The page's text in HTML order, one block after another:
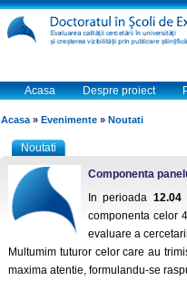
Acasa Despre proiect
Acasa » Evenimente » Noutati
Noutati
Componenta
In perioada 12.04
componenta celor
evaluare a
Multumim tuturor celor care au
maxima atentie, formulandu-se